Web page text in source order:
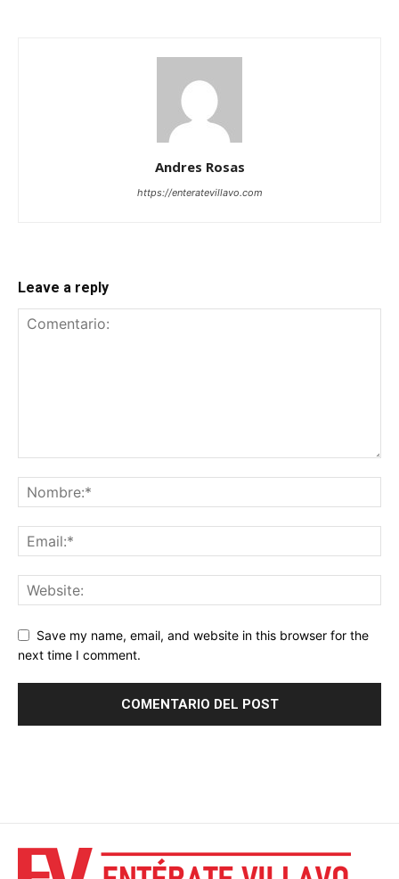
Andres Rosas
https://enteratevillavo.com
Leave a reply
Save my name, email, and website in this browser for the
next time I comment.